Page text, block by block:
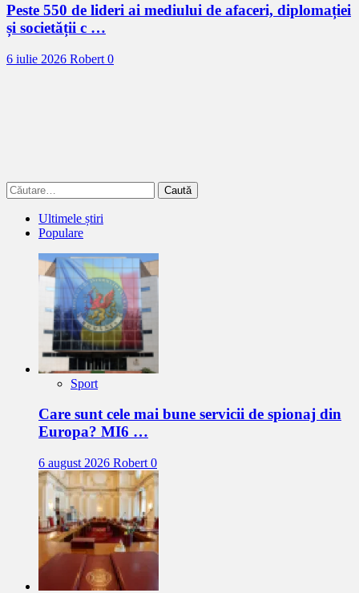
Peste 550 de lideri ai mediului de afaceri, diplomației
și societății c …
6 iulie 2026 Robert 0
Caută
după:
Ultimele știri
Populare
Sport
Care sunt cele mai bune servicii de spionaj din
Europa? MI6 …
6 august 2026 Robert 0